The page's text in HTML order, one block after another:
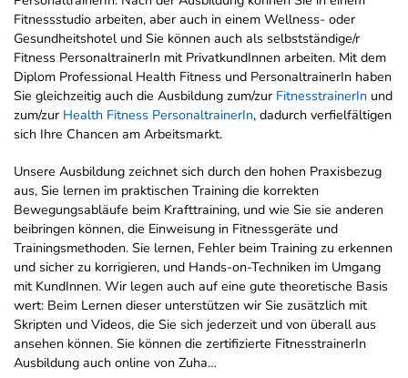
Fitnessstudio arbeiten, aber auch in einem Wellness- oder
Gesundheitshotel und Sie können auch als selbstständige/r
Fitness PersonaltrainerIn mit PrivatkundInnen arbeiten. Mit dem
Diplom Professional Health Fitness und PersonaltrainerIn haben
Sie gleichzeitig auch die Ausbildung zum/zur FitnesstrainerIn und
zum/zur Health Fitness PersonaltrainerIn, dadurch verfielfältigen
sich Ihre Chancen am Arbeitsmarkt.
Unsere Ausbildung zeichnet sich durch den hohen Praxisbezug
aus, Sie lernen im praktischen Training die korrekten
Bewegungsabläufe beim Krafttraining, und wie Sie sie anderen
beibringen können, die Einweisung in Fitnessgeräte und
Trainingsmethoden. Sie lernen, Fehler beim Training zu erkennen
und sicher zu korrigieren, und Hands-on-Techniken im Umgang
mit KundInnen. Wir legen auch auf eine gute theoretische Basis
wert: Beim Lernen dieser unterstützen wir Sie zusätzlich mit
Skripten und Videos, die Sie sich jederzeit und von überall aus
ansehen können. Sie können die zertifizierte FitnesstrainerIn
Ausbildung auch online von Zuha…